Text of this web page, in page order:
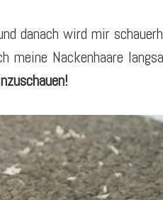
danach wird mir
Nackenhaare